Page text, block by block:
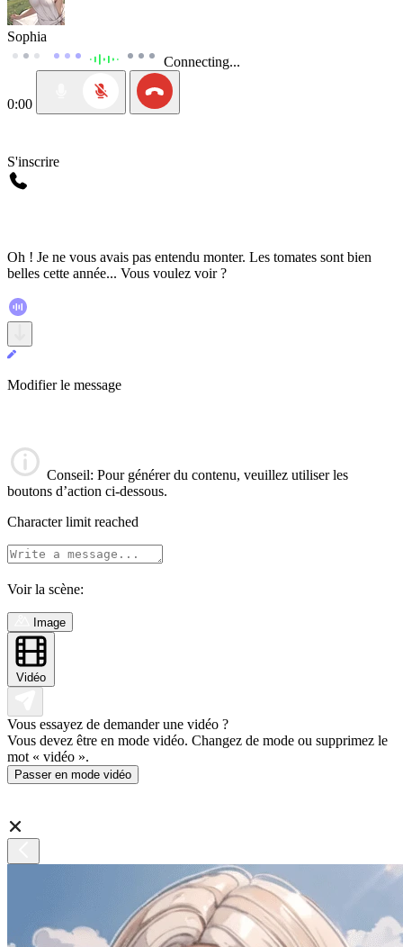
Sophia
Connecting...
0:00
S'inscrire
Oh ! Je ne vous avais pas entendu monter. Les tomates sont bien
belles cette année... Vous voulez voir ?
Modifier le message
Conseil: Pour générer du contenu, veuillez utiliser les
boutons d’action ci-dessous.
Character limit reached
Voir la scène:
Image
Vidéo
Vous essayez de demander une vidéo ?
Vous devez être en mode vidéo. Changez de mode ou supprimez le
mot « vidéo ».
Passer en mode vidéo